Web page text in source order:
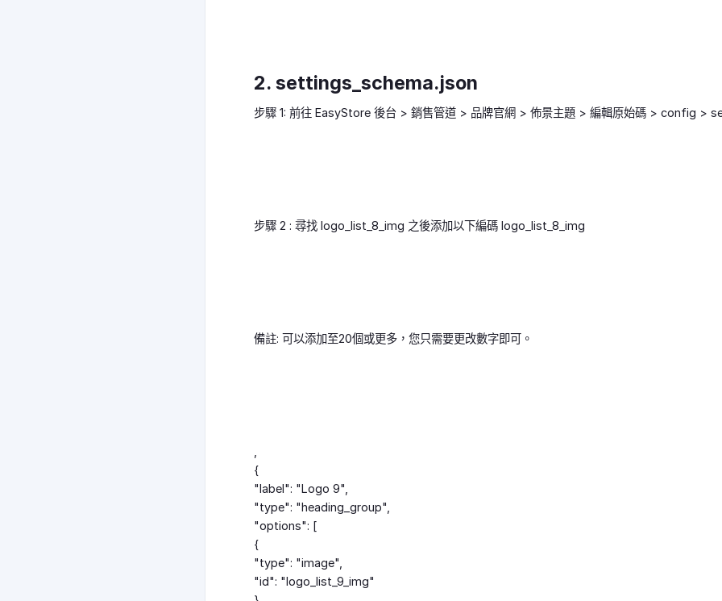
2. settings_schema.json
步驟 1: 前往 EasyStore 後台 > 銷售管道 > 品牌官網 > 佈景主題 > 編輯原始碼 > config >
步驟 2 : 尋找 logo_list_8_img 之後添加以下編碼 logo_list_8_img
備註: 可以添加至20個或更多，您只需要更改數字即可。
{
"label": "Logo 9",
"type": "heading_group",
"options": [
{
"type": "image",
"id": "logo_list_9_img"